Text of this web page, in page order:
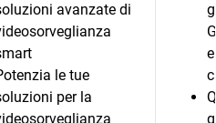
avanzate di
le tue
per la